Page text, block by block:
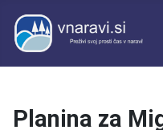
Planina za